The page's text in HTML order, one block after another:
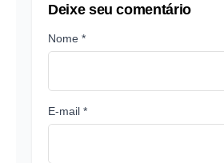
Deixe seu comentário
Nome *
E-mail *